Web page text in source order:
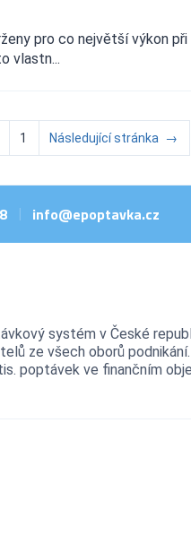
pro co největší výkon
vlastn...
1 Následující stránka →
| info@epoptavka.cz
systém v České
ze všech oborů podnikání.
poptávek ve finančním